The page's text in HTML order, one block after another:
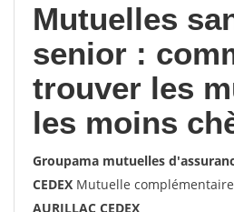
Mutuelles
senior :
trouver les
les moins
Groupama mutuelles
CEDEX Mutuelle
AURILLAC CEDEX